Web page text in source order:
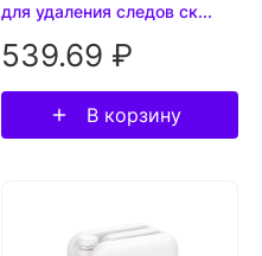
для удаления следов ск...
539.69 ₽
В корзину